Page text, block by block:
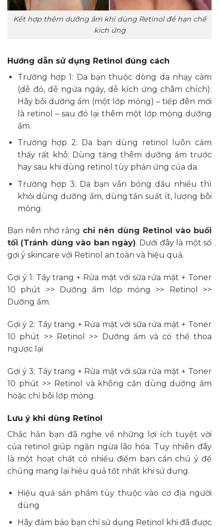
Kết hợp thêm dưỡng ẩm khi dùng Retinol để hạn chế
kích ứng
Hướng dẫn sử dụng Retinol đúng cách
Trường hợp 1: Da bạn thuộc dòng da nhạy cảm
(dễ đỏ, dễ ngứa ngáy, dễ kích ứng châm chích):
Hãy bôi dưỡng ẩm (một lớp mỏng) – tiếp đên mới
là retinol – sau đó lại thêm một lớp mỏng dưỡng
ẩm.
Trường hợp 2: Da bạn dùng retinol luôn cảm
thấy rất khô: Dùng tăng thêm dưỡng ẩm trước
hay sau khi dùng retinol tùy phản ứng của da.
Trường hợp 3: Da bạn vẫn bóng dầu nhiều thì
khỏi dùng dưỡng ẩm, dùng tần suất ít, lượng bôi
mỏng.
Bạn nên nhớ rằng chỉ nên dùng Retinol vào buổi
tối (Tránh dùng vào ban ngày). Dưới đây là một số
gợi ý skincare với Retinol an toàn và hiệu quả.
Gợi ý 1: Tẩy trang + Rửa mặt với sữa rửa mặt + Toner
10 phút >> Dưỡng ẩm lớp mỏng >> Retinol >>
Dưỡng ẩm.
Gợi ý 2: Tẩy trang + Rửa mặt với sữa rửa mặt + Toner
10 phút >> Retinol >> Dưỡng ẩm và có thể thoa
ngược lại
Gợi ý 3: Tẩy trang + Rửa mặt với sữa rửa mặt + Toner
10 phút >> Retinol và không cần dùng dưỡng ẩm
hoặc chỉ bôi lớp mỏng.
Lưu ý khi dùng Retinol
Chắc hẳn bạn đã nghe về những lợi ích tuyệt vời
của retinol giúp ngăn ngừa lão hóa. Tuy nhiên đây
là một hoạt chất có nhiều điểm bạn cần chú ý để
chúng mang lại hiệu quả tốt nhất khi sử dụng.
Hiệu quả sản phẩm tùy thuộc vào cơ địa người
dùng
Hãy đảm bảo bạn chỉ sử dụng Retinol khi đã được